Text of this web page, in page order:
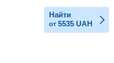
Найти
от 5535 UAH